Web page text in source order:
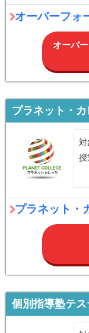
オーバーフォ
オーバ
プラネット・
対
授
プラネット・
個別指導塾テ